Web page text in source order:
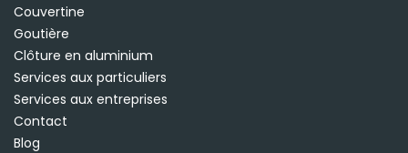
Couvertine
Goutière
Clôture en aluminium
Services aux particuliers
Services aux entreprises
Contact
Blog